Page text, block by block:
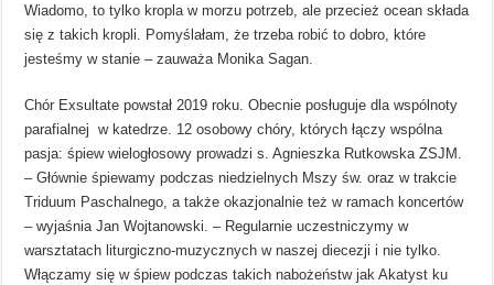
Wiadomo, to tylko kropla w morzu potrzeb, ale przecież ocean składa
się z takich kropli. Pomyślałam, że trzeba robić to dobro, które
jesteśmy w stanie – zauważa Monika Sagan.
Chór Exsultate powstał 2019 roku. Obecnie posługuje dla wspólnoty
parafialnej w katedrze. 12 osobowy chóry, których łączy wspólna
pasja: śpiew wielogłosowy prowadzi s. Agnieszka Rutkowska ZSJM.
– Głównie śpiewamy podczas niedzielnych Mszy św. oraz w trakcie
Triduum Paschalnego, a także okazjonalnie też w ramach koncertów
– wyjaśnia Jan Wojtanowski. – Regularnie uczestniczymy w
warsztatach liturgiczno-muzycznych w naszej diecezji i nie tylko.
Włączamy się w śpiew podczas takich nabożeństw jak Akatyst ku